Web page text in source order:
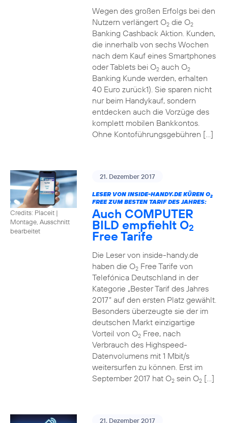
Wegen des großen Erfolgs bei den
Nutzern verlängert O2die O2
Banking Cashback Aktion. Kunden,
die innerhalb von sechs Wochen
nach dem Kauf eines Smartphones
oder Tablets bei O2auch O2
Banking Kunde werden, erhalten
40 Euro zurück1). Sie sparen nicht
nur beim Handykauf, sondern
entdecken auch die Vorzüge des
komplett mobilen Bankkontos.
Ohne Kontoführungsgebühren […]
Credits: Placeit |
Montage, Ausschnitt
bearbeitet
21. Dezember 2017
LESER VON INSIDE-HANDY.DE KÜREN O2
FREE ZUM BESTEN TARIF DES JAHRES:
Auch COMPUTER
BILD empfiehlt O2
Free Tarife
Die Leser von inside-handy.de
haben die O2Free Tarife von
Telefónica Deutschland in der
Kategorie „Bester Tarif des Jahres
2017“ auf den ersten Platz gewählt.
Besonders überzeugte sie der im
deutschen Markt einzigartige
Vorteil von O2Free, nach
Verbrauch des Highspeed-
Datenvolumens mit 1 Mbit/s
weitersurfen zu können. Erst im
September 2017 hat O2sein O2[…]
21. Dezember 2017